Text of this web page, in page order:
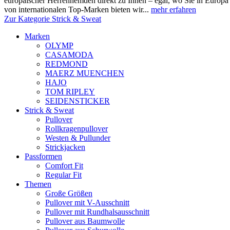
von internationalen Top-Marken bieten wir... mehr erfahren
Zur Kategorie Strick & Sweat
Marken
OLYMP
CASAMODA
REDMOND
MAERZ MUENCHEN
HAJO
TOM RIPLEY
SEIDENSTICKER
Strick & Sweat
Pullover
Rollkragenpullover
Westen & Pullunder
Strickjacken
Passformen
Comfort Fit
Regular Fit
Themen
Große Größen
Pullover mit V-Ausschnitt
Pullover mit Rundhalsausschnitt
Pullover aus Baumwolle